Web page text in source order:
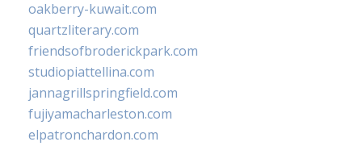
oakberry-kuwait.com
quartzliterary.com
friendsofbroderickpark.com
studiopiattellina.com
jannagrillspringfield.com
fujiyamacharleston.com
elpatronchardon.com